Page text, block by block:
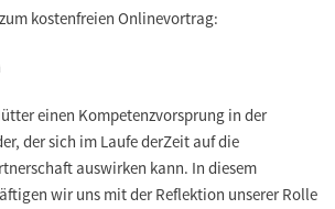
kostenfreien Onlinevortrag:
einen Kompetenzvorsprung in der
der sich im Laufe derZeit auf die
auswirken kann. In diesem
wir uns mit der Reflektion unserer Rolle